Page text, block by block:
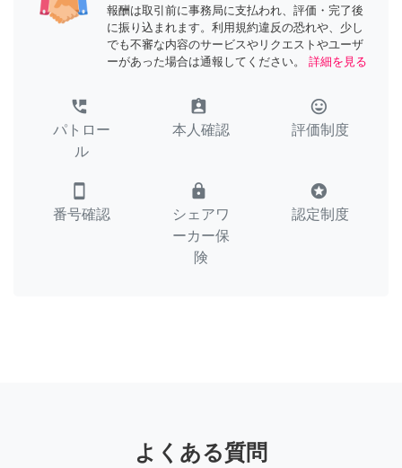
報酬は取引前に事務局に支払われ、評価・完了後
に振り込まれます。利用規約違反の恐れや、少し
でも不審な内容のサービスやリクエストやユーザ
ーがあった場合は通報してください。
詳細を見る
perm_phone_msg
パトロー
ル
assignment_ind
本人確認
tag_faces
評価制度
smartphone
番号確認
lock
シェアワ
ーカー保
険
stars
認定制度
よくある質問